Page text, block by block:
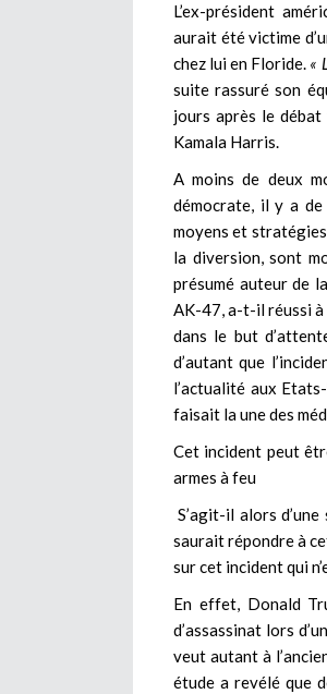
L’ex-président
aurait été victime
chez lui en Floride. «
suite rassuré son
jours après le
Kamala Harris.
A moins de deux
démocrate, il y a
moyens et
la diversion, sont
présumé auteur de
AK-47, a-t-il réussi à
dans le but
d’autant que
l’actualité aux
faisait la une des
Cet incident peut
armes à feu
S’agit-il alors
saurait répondre à
sur cet incident qui
En effet, Donald
d’assassinat lors
veut autant à
étude a revélé que